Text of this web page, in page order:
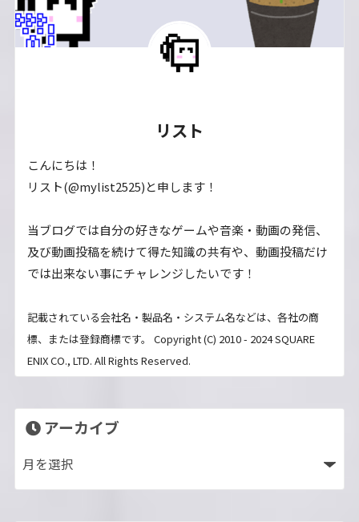
リスト
こんにちは！
リスト(@mylist2525)と申します！
当ブログでは自分の好きなゲームや音楽・動画の発信、
及び動画投稿を続けて得た知識の共有や、動画投稿だけ
では出来ない事にチャレンジしたいです！
記載されている会社名・製品名・システム名などは、各社の商
標、または登録商標です。 Copyright (C) 2010 - 2024 SQUARE
ENIX CO., LTD. All Rights Reserved.
アーカイブ